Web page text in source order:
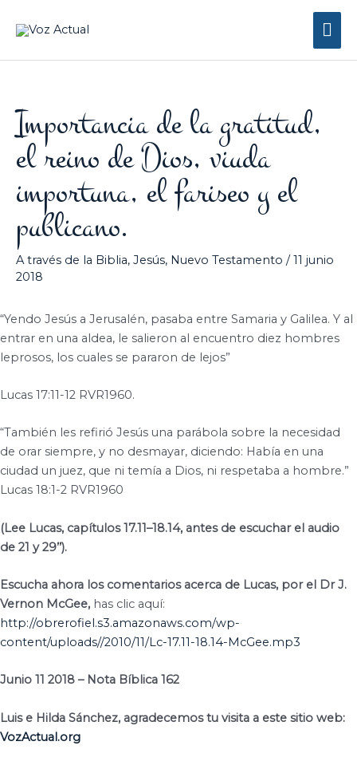
Importancia de la gratitud,
el reino de Dios, viuda
importuna, el fariseo y el
publicano.
A través de la Biblia, Jesús, Nuevo Testamento / 11 junio
2018
“Yendo Jesús a Jerusalén, pasaba entre Samaria y Galilea. Y al
entrar en una aldea, le salieron al encuentro diez hombres
leprosos, los cuales se pararon de lejos”
Lucas 17:11-12 RVR1960.
“También les refirió Jesús una parábola sobre la necesidad
de orar siempre, y no desmayar, diciendo: Había en una
ciudad un juez, que ni temía a Dios, ni respetaba a hombre.”
Lucas 18:1-2 RVR1960
(Lee Lucas, capítulos 17.11–18.14, antes de escuchar el audio
de 21 y 29’’).
Escucha ahora los comentarios acerca de Lucas, por el Dr J.
Vernon McGee, has clic aquí:
http://obrerofiel.s3.amazonaws.com/wp-
content/uploads//2010/11/Lc-17.11-18.14-McGee.mp3
Junio 11 2018 – Nota Bíblica 162
Luis e Hilda Sánchez, agradecemos tu visita a este sitio web:
VozActual.org